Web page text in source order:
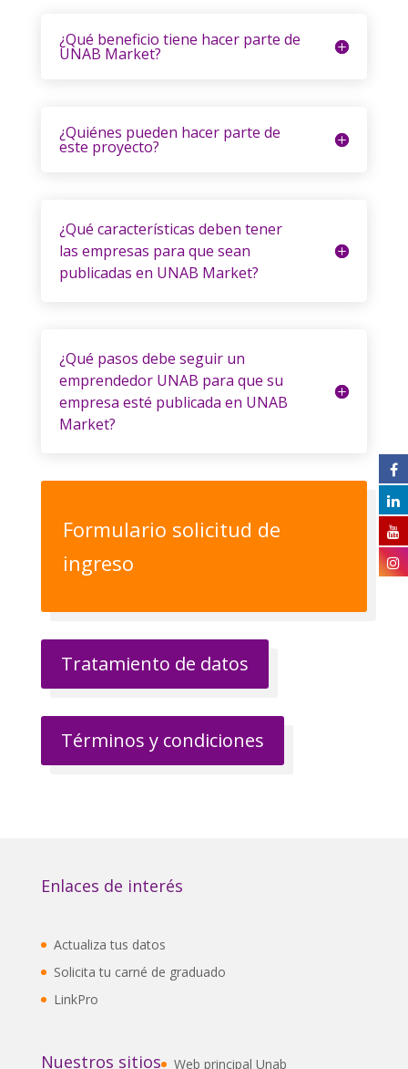
¿Qué beneficio tiene hacer parte de
UNAB Market?
¿Quiénes pueden hacer parte de
este proyecto?
¿Qué características deben tener
las empresas para que sean
publicadas en UNAB Market?
¿Qué pasos debe seguir un
emprendedor UNAB para que su
empresa esté publicada en UNAB
Market?
Formulario solicitud de
ingreso
Tratamiento de datos
Términos y condiciones
Enlaces de interés
Actualiza tus datos
Solicita tu carné de graduado
LinkPro
Nuestros sitios Web principal Unab